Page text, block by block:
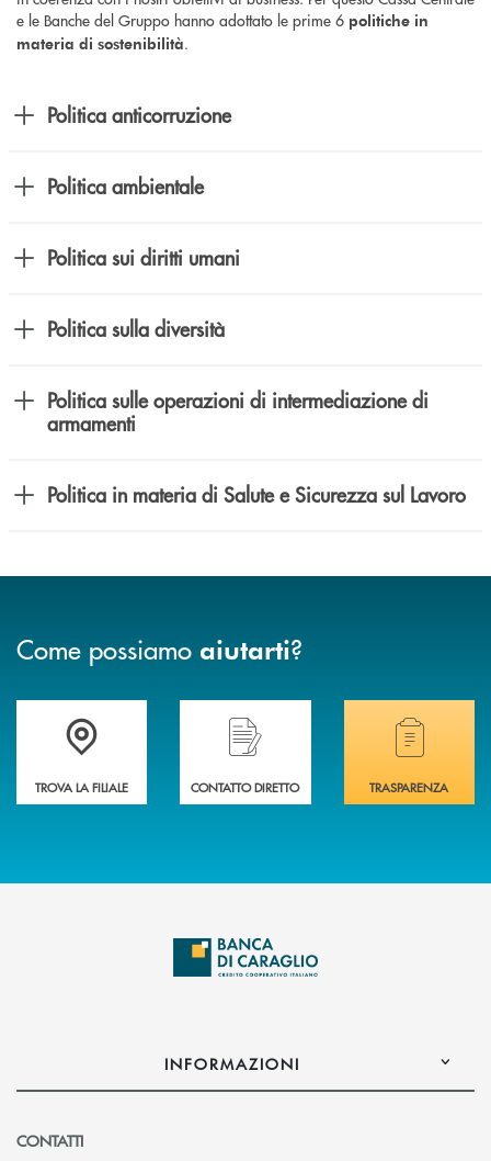
e le Banche del Gruppo hanno adottato le prime 6 politiche in
materia di sostenibilità.
Politica anticorruzione
Politica ambientale
Politica sui diritti umani
Politica sulla diversità
Politica sulle operazioni di intermediazione di
armamenti
Politica in materia di Salute e Sicurezza sul Lavoro
Come possiamo aiutarti?
Accedi all' elenco completo delle filiali di Banca di Caraglio.
TROVA LA FILIALE
Hai bisogno di assistenza immediata?
CONTATTO DIRETTO
Hai bisogno di
TRASPARENZA
INFORMAZIONI
CONTATTI